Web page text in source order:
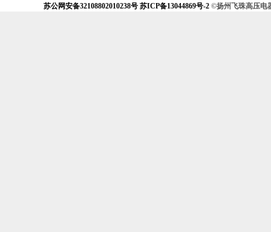
苏公网安备32108802010238号 苏ICP备13044869号-2 ©扬州飞珠高压电